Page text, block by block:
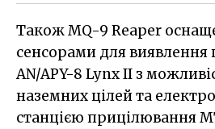
Також MQ-9 Reaper
сенсорами для виявлення
AN/APY-8 Lynx II з
наземних цілей та
станцією прицілювання